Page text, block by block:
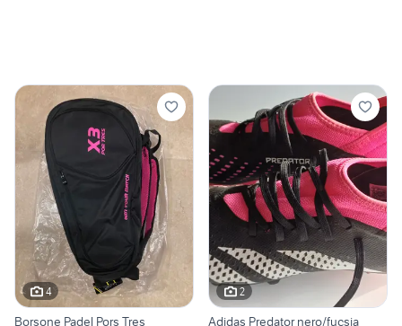
4
Borsone Padel Pors Tres
2
Adidas Predator nero/fucsia